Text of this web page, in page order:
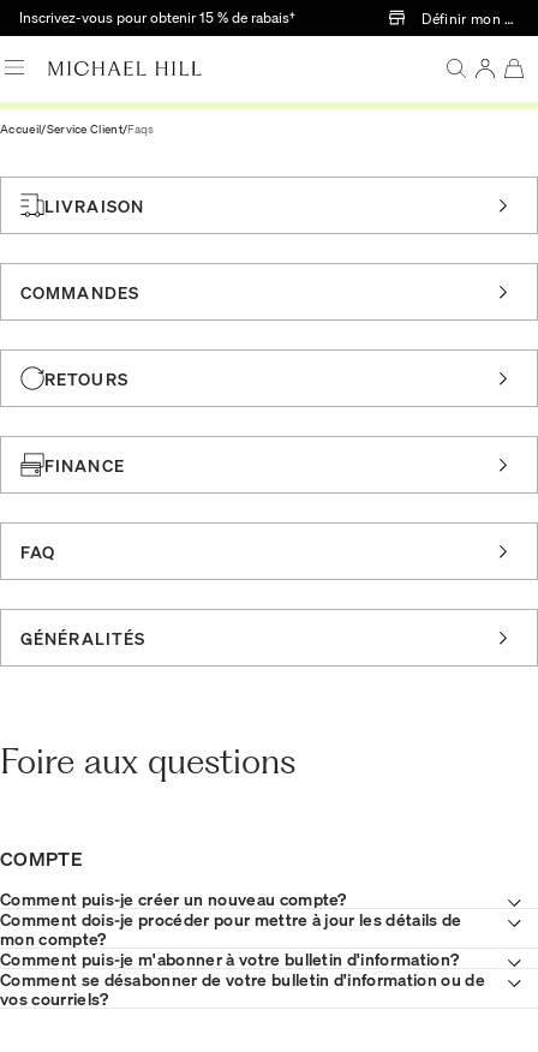
Passer au contenu principal
Inscrivez-vous pour obtenir 15 % de rabais† Définir mon
Accueil/Service Client/Faqs
LIVRAISON
COMMANDES
RETOURS
FINANCE
FAQ
GÉNÉRALITÉS
Foire aux questions
COMPTE
Comment puis-je créer un nouveau compte?
Comment dois-je procéder pour mettre à jour les détails de
mon compte?
Comment puis-je m'abonner à votre bulletin d'information?
Comment se désabonner de votre bulletin d'information ou de
vos courriels?